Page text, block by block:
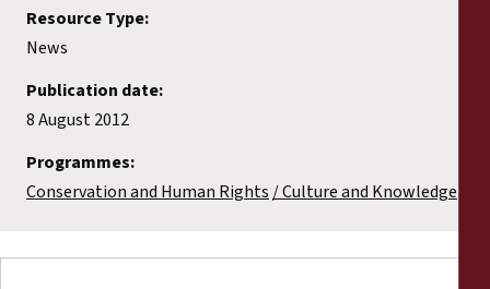
Resource Type:
News
Publication date:
8 August 2012
Programmes:
Conservation and Human Rights Culture and Knowledge